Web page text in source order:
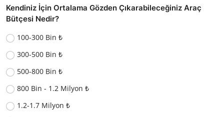
Kendiniz İçin Ortalama Gözden Çıkarabileceğiniz Araç
Bütçesi Nedir?
100-300 Bin ₺
300-500 Bin ₺
500-800 Bin ₺
800 Bin - 1.2 Milyon ₺
1.2-1.7 Milyon ₺